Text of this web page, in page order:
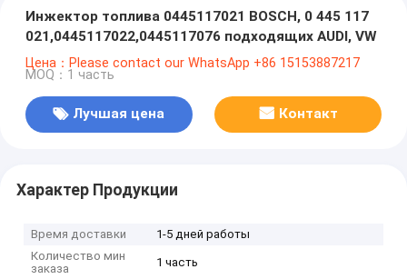
Инжектор топлива 0445117021 BOSCH, 0 445 117
021,0445117022,0445117076 подходящих AUDI, VW
Цена：Please contact our WhatsApp +86 15153887217
MOQ：1 часть
Лучшая цена Контакт
Характер Продукции
Время доставки
1-5 дней работы
Количество мин
заказа
1 часть